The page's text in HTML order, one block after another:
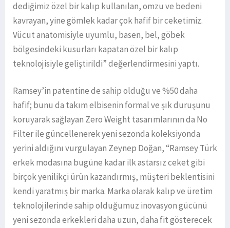
dediğimiz özel bir kalıp kullanılan, omzu ve bedeni
kavrayan, yine gömlek kadar çok hafif bir ceketimiz.
Vücut anatomisiyle uyumlu, basen, bel, göbek
bölgesindeki kusurları kapatan özel bir kalıp
teknolojisiyle geliştirildi” değerlendirmesini yaptı.
Ramsey’in patentine de sahip olduğu ve %50 daha
hafif; bunu da takım elbisenin formal ve şık duruşunu
koruyarak sağlayan Zero Weight tasarımlarının da No
Filter ile güncellenerek yeni sezonda koleksiyonda
yerini aldığını vurgulayan Zeynep Doğan, “Ramsey Türk
erkek modasına bugüne kadar ilk astarsız ceket gibi
birçok yenilikçi ürün kazandırmış, müşteri beklentisini
kendi yaratmış bir marka. Marka olarak kalıp ve üretim
teknolojilerinde sahip olduğumuz inovasyon gücünü
yeni sezonda erkekleri daha uzun, daha fit gösterecek